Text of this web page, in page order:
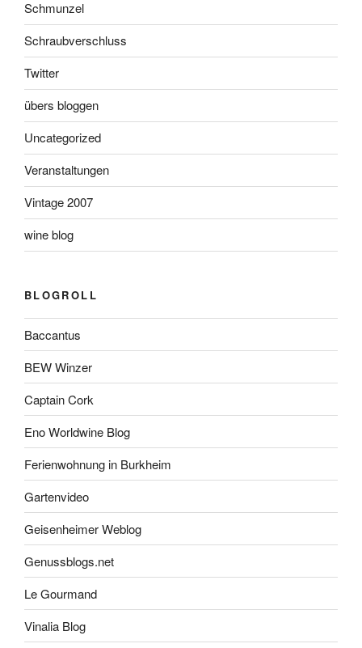
Schmunzel
Schraubverschluss
Twitter
übers bloggen
Uncategorized
Veranstaltungen
Vintage 2007
wine blog
BLOGROLL
Baccantus
BEW Winzer
Captain Cork
Eno Worldwine Blog
Ferienwohnung in Burkheim
Gartenvideo
Geisenheimer Weblog
Genussblogs.net
Le Gourmand
Vinalia Blog